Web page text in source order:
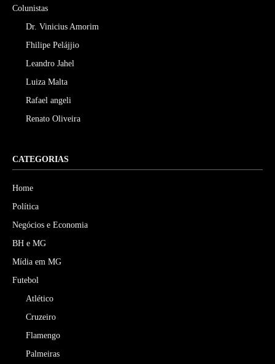
Colunistas
Dr. Vinicius Amorim
Fhilipe Pelájjio
Leandro Jahel
Luiza Malta
Rafael angeli
Renato Oliveira
CATEGORIAS
Home
Política
Negócios e Economia
BH e MG
Mídia em MG
Futebol
Atlético
Cruzeiro
Flamengo
Palmeiras